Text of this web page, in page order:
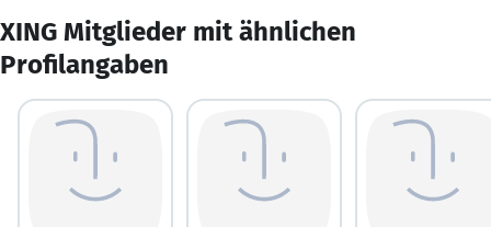
XING Mitglieder mit ähnlichen
Profilangaben